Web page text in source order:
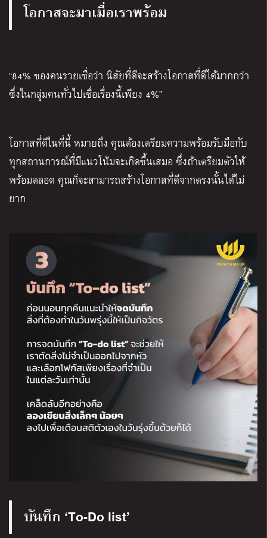
โอกาสจะมาเมื่อเราพร้อม
“84% ของคนรวยเชื่อว่า นิสัยที่ดีจะสร้างโอกาสที่ดีได้มากกว่า
ซึ่งในกลุ่มคนทั่วไปเชื่อเรื่องนี้เพียง 4%”
โอกาสที่ดีในที่นี้ หมายถึง คุณต้องเตรียมความพร้อมรับมือกับ
ทุกสถานการณ์ที่มีแนวโน้มจะเกิดขึ้นเสมอ ซึ่งถ้าเตรียมตัวให้
พร้อมตลอด คุณก็จะสามารถสร้างโอกาสที่ดีจากตรงนั้นได้ไม่
ยาก
บันทึก ‘To-Do list’